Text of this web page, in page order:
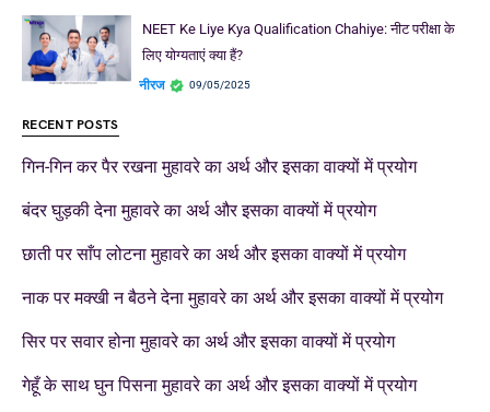
NEET Ke Liye Kya Qualification Chahiye: नीट परीक्षा के
लिए योग्यताएं क्या हैं?
नीरज 09/05/2025
RECENT POSTS
गिन-गिन कर पैर रखना मुहावरे का अर्थ और इसका वाक्यों में प्रयोग
बंदर घुड़की देना मुहावरे का अर्थ और इसका वाक्यों में प्रयोग
छाती पर साँप लोटना मुहावरे का अर्थ और इसका वाक्यों में प्रयोग
नाक पर मक्खी न बैठने देना मुहावरे का अर्थ और इसका वाक्यों में प्रयोग
सिर पर सवार होना मुहावरे का अर्थ और इसका वाक्यों में प्रयोग
गेहूँ के साथ घुन पिसना मुहावरे का अर्थ और इसका वाक्यों में प्रयोग